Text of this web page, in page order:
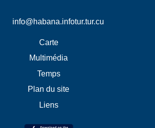
info@habana.infotur.tur.cu
Carte
Multimédia
Temps
Plan du site
Liens